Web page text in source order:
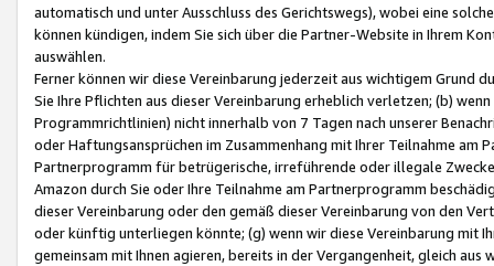
automatisch und unter Ausschluss des Gerichtswegs), wobei eine
können kündigen, indem Sie sich über die Partner-Website in Ihrem
auswählen.
Ferner können wir diese Vereinbarung jederzeit aus wichtigem Grund
Sie Ihre Pflichten aus dieser Vereinbarung erheblich verletzen; (b)
Programmrichtlinien) nicht innerhalb von 7 Tagen nach unserer
oder Haftungsansprüchen im Zusammenhang mit Ihrer Teilnahme am
Partnerprogramm für betrügerische, irreführende oder illegale
Amazon durch Sie oder Ihre Teilnahme am Partnerprogramm
dieser Vereinbarung oder den gemäß dieser Vereinbarung von den
oder künftig unterliegen könnte; (g) wenn wir diese Vereinbarung mit
gemeinsam mit Ihnen agieren, bereits in der Vergangenheit, gleich